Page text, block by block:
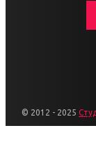
© 2012 - 2025